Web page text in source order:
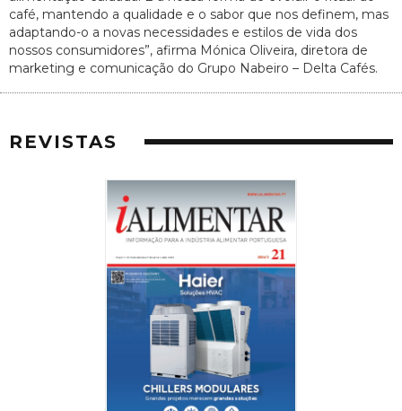
café, mantendo a qualidade e o sabor que nos definem, mas
adaptando-o a novas necessidades e estilos de vida dos
nossos consumidores”, afirma Mónica Oliveira, diretora de
marketing e comunicação do Grupo Nabeiro – Delta Cafés.
REVISTAS